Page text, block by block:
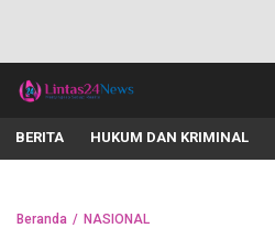
lintas24news.com
Menyingkap Setiap Realita
BERITA HUKUM DAN KRIMINAL
Beranda NASIONAL